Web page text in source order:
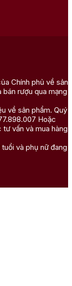
Chính phủ về sản
bán rượu qua mạng
về sản phẩm. Quý
Hoặc
vấn và mua hàng
và phụ nữ đang